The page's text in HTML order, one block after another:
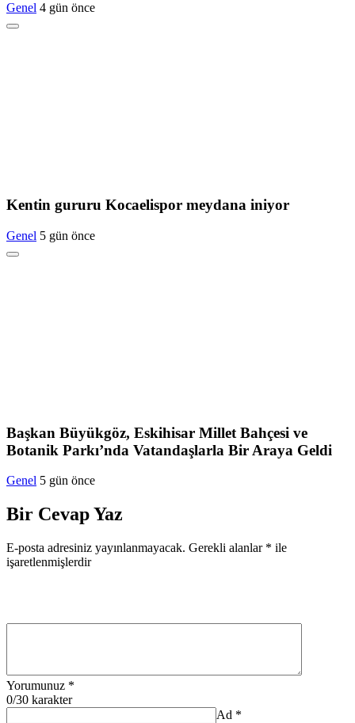
Genel 4 gün önce
Kentin gururu Kocaelispor meydana iniyor
Genel 5 gün önce
Başkan Büyükgöz, Eskihisar Millet Bahçesi ve
Botanik Parkı’nda Vatandaşlarla Bir Araya Geldi
Genel 5 gün önce
Bir Cevap Yaz
E-posta adresiniz yayınlanmayacak. Gerekli alanlar * ile
işaretlenmişlerdir
Yorumunuz *
0/30 karakter
Ad *